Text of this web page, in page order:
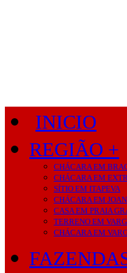
INICIO
REGIÃO +
CHÁCARA EM
CHÁCARA EM
SÍTIO EM ITAPEVA
CHÁCARA EM
CASA EM PRAIA
TERRENO EM
CHÁCARA EM